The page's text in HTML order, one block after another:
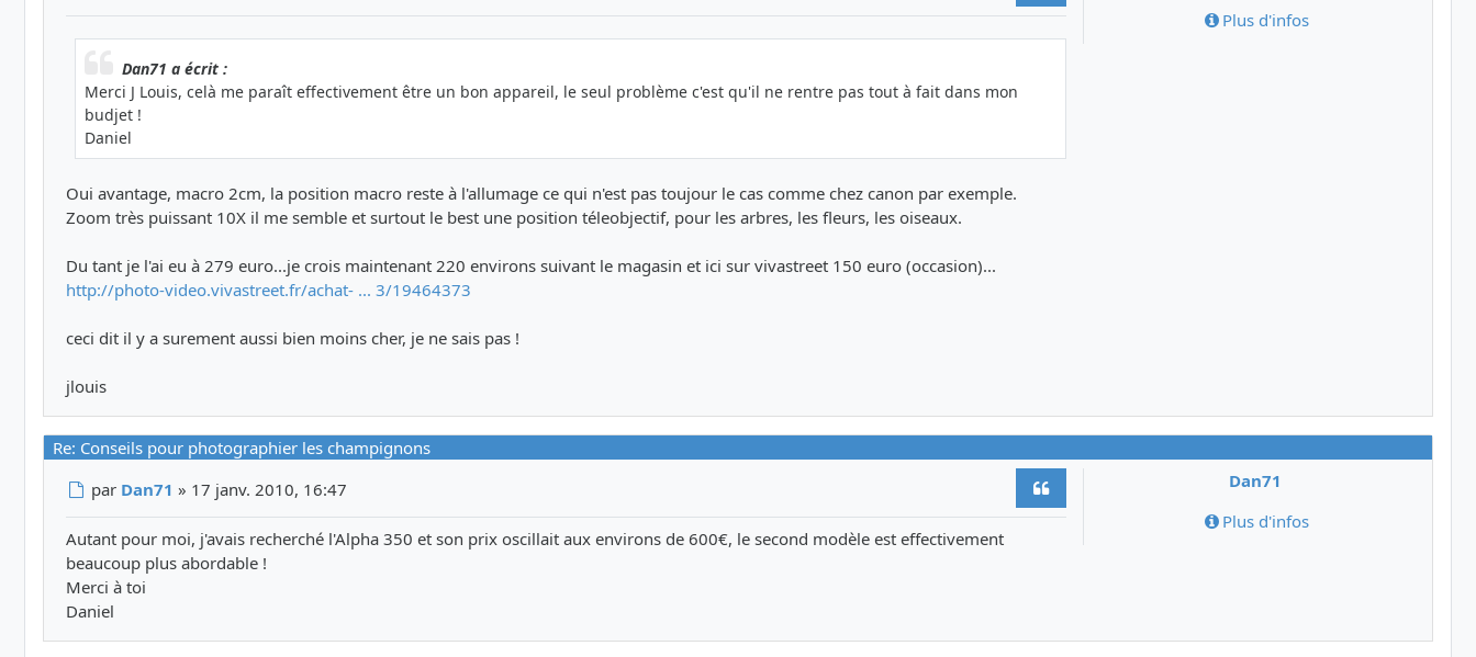
Plus d'infos
Dan71 a écrit :
Merci J Louis, celà me paraît effectivement être un bon appareil, le seul problème c'est qu'il ne rentre pas tout à fait dans mon
budjet !
Daniel
Oui avantage, macro 2cm, la position macro reste à l'allumage ce qui n'est pas toujour le cas comme chez canon par exemple.
Zoom très puissant 10X il me semble et surtout le best une position téleobjectif, pour les arbres, les fleurs, les oiseaux.
Du tant je l'ai eu à 279 euro...je crois maintenant 220 environs suivant le magasin et ici sur vivastreet 150 euro (occasion)...
http://photo-video.vivastreet.fr/achat- ... 3/19464373
ceci dit il y a surement aussi bien moins cher, je ne sais pas !
jlouis
Re: Conseils pour photographier les champignons
Dan71
Plus d'infos
Message
par Dan71 » 17 janv. 2010, 16:47
Autant pour moi, j'avais recherché l'Alpha 350 et son prix oscillait aux environs de 600€, le second modèle est effectivement
beaucoup plus abordable !
Merci à toi
Daniel